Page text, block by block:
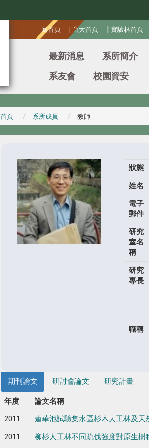
回首頁 | 台大首頁 | 實驗林首頁
最新消息 系所簡介
系友會
校園資安
首頁 系所成員 教師
狀態
姓名
電子
郵件
研究
室名
稱
研究
專長
職稱
期刊論文 研討會論文 研究計畫
年度
論文名稱
2011
蓮華池試驗集水區杉木人工林及天
2011
柳杉人工林不同疏伐強度對原生樹